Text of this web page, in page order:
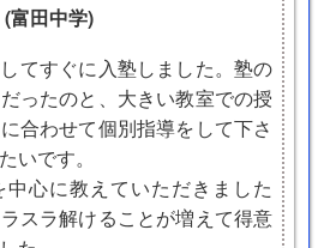
(富田中学)
てすぐに入塾しました。塾の
ったのと、大きい教室での授
合わせて個別指導をして下さ
いです。
心に教えていただきました
スラ解けることが増えて得意